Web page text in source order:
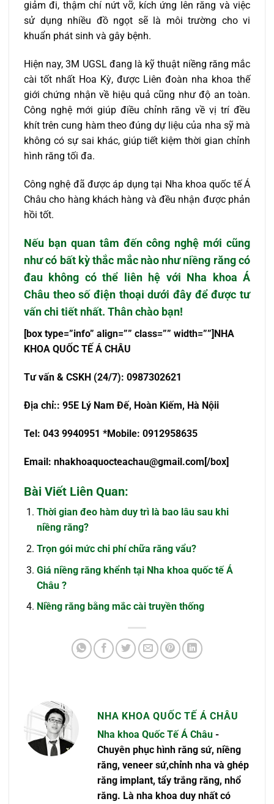
giảm đi, thậm chí nứt vỡ, kích ứng lên răng và việc
sử dụng nhiều đồ ngọt sẽ là môi trường cho vi
khuẩn phát sinh và gây bệnh.
Hiện nay, 3M UGSL đang là kỹ thuật niềng răng mắc
cài tốt nhất Hoa Kỳ, được Liên đoàn nha khoa thế
giới chứng nhận về hiệu quả cũng như độ an toàn.
Công nghệ mới giúp điều chỉnh răng về vị trí đều
khít trên cung hàm theo đúng dự liệu của nha sỹ mà
không có sự sai khác, giúp tiết kiệm thời gian chỉnh
hình răng tối đa.
Công nghệ đã được áp dụng tại Nha khoa quốc tế Á
Châu cho hàng khách hàng và đều nhận được phản
hồi tốt.
Nếu bạn quan tâm đến công nghệ mới cũng
như có bất kỳ thắc mắc nào nhưniềng răng có
đau không có thể liên hệ với Nha khoa Á
Châu theo số điện thoại dưới đây để được tư
vấn chi tiết nhất. Thân chào bạn!
[box type=”info” align=”” class=”” width=””]NHA
KHOA QUỐC TẾ Á CHÂU
Tưvấn & CSKH (24/7): 0987302621
Địa chỉ:: 95E Lý Nam Đế, Hoàn Kiếm, Hà Nộii
Tel: 043 9940951 *Mobile: 0912958635
Email: nhakhoaquocteachau@gmail.com [/box]
Bài Viết Liên Quan:
Thời gian đeo hàm duy trì là bao lâu sau khi
niềng răng?
Trọn gói mức chi phí chữa răng vẩu?
Giá niềng răng khểnh tại Nha khoa quốc tế Á
Châu ?
Niềng răng bằng mắc cài truyền thống
NHA KHOA QUỐC TẾ Á CHÂU
Nha khoa Quốc Tế Á Châu -
Chuyên phục hình răng sứ, niềng
răng, veneer sứ,chỉnh nha và ghép
răng implant, tẩy trắng răng, nhổ
răng. Là nha khoa duy nhất có